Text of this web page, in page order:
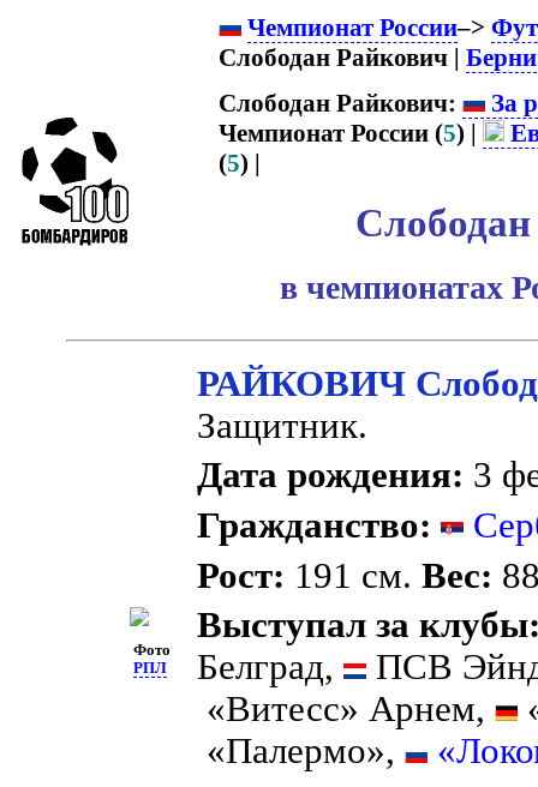
Чемпионат России–>
Слободан Райкович |
Слободан Райкович:
За
Чемпионат России (5) |
(5) |
в чемпионатах
Фото
РПЛ
РАЙКОВИЧ
Защитник.
Дата рождения: 3
Гражданство:
Рост: 191 см.Вес:
Выступал за
Белград,
ПСВ
«Витесс» Арнем,
«Палермо»,